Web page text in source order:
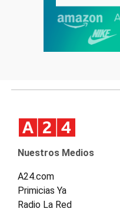
Nuestros Medios
A24.com
Primicias Ya
Radio La Red